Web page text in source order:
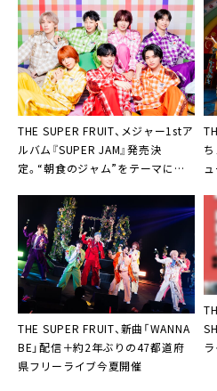
THE SUPER FRUIT、メジャー1stア
ルバム『SUPER JAM』発売決
定。“朝食のジャム”をテーマにし
THE SUPER FRUIT、新曲「WANNA
BE」配信＋約2年ぶりの47都道府
県フリーライブ今夏開催